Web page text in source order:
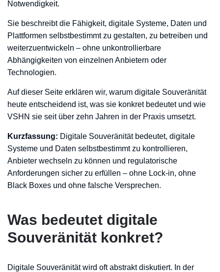
Notwendigkeit.
Sie beschreibt die Fähigkeit, digitale Systeme, Daten und
Plattformen selbstbestimmt zu gestalten, zu betreiben und
weiterzuentwickeln – ohne unkontrollierbare
Abhängigkeiten von einzelnen Anbietern oder
Technologien.
Auf dieser Seite erklären wir, warum digitale Souveränität
heute entscheidend ist, was sie konkret bedeutet und wie
VSHN sie seit über zehn Jahren in der Praxis umsetzt.
Kurzfassung: Digitale Souveränität bedeutet, digitale
Systeme und Daten selbstbestimmt zu kontrollieren,
Anbieter wechseln zu können und regulatorische
Anforderungen sicher zu erfüllen – ohne Lock-in, ohne
Black Boxes und ohne falsche Versprechen.
Was bedeutet digitale
Souveränität konkret?
Digitale Souveränität wird oft abstrakt diskutiert. In der